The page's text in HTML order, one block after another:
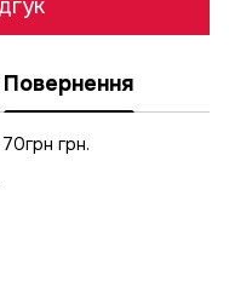
Повернення
грн.